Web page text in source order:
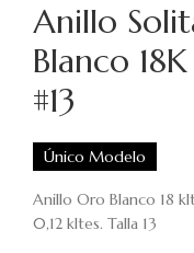
Anillo
Blanco
#13
Único Modelo
Anillo Oro Blanco 18
0,12 kltes. Talla 13